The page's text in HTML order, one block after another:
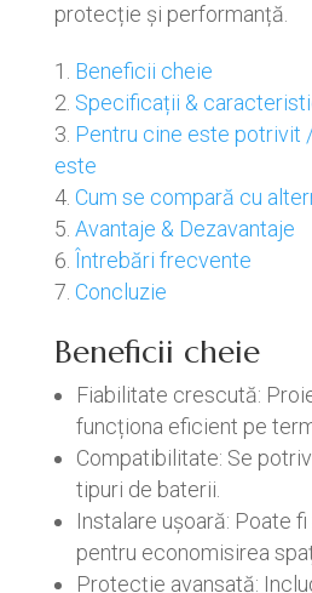
protecție și performanță.
Beneficii cheie
Specificații &
Pentru cine este potrivit
este
Cum se compară cu
Avantaje & Dezavantaje
Întrebări frecvente
Concluzie
Beneficii cheie
Fiabilitate crescută:
funcționa eficient pe
Compatibilitate: Se
tipuri de baterii.
Instalare ușoară: Poate
pentru economisirea
Protecție avansată: